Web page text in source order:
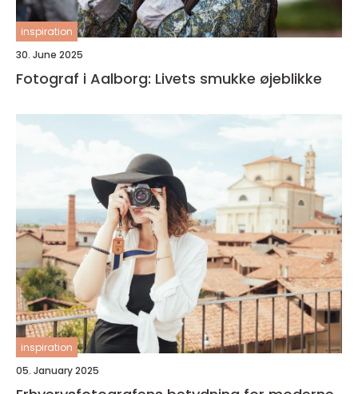
inspiration
30. June 2025
Fotograf i Aalborg: Livets smukke øjeblikke
inspiration
05. January 2025